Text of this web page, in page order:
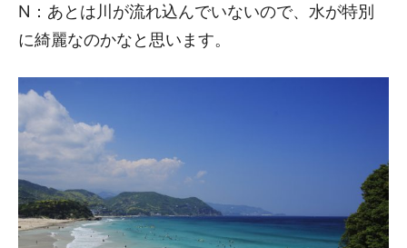
N：あとは川が流れ込んでいないので、水が特別
に綺麗なのかなと思います。